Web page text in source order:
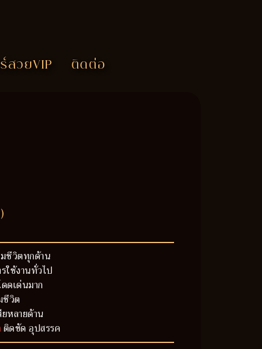
สวยVIP ติดต่อ
มชีวิตทุกด้าน
ใช้งานทั่วไป
ดเด่นมาก
ชีวิต
หลายด้าน
ติดขัด อุปสรรค